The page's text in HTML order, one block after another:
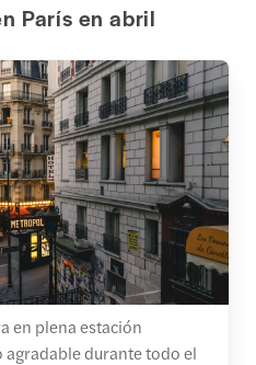
París en abril
en plena estación
durante todo el